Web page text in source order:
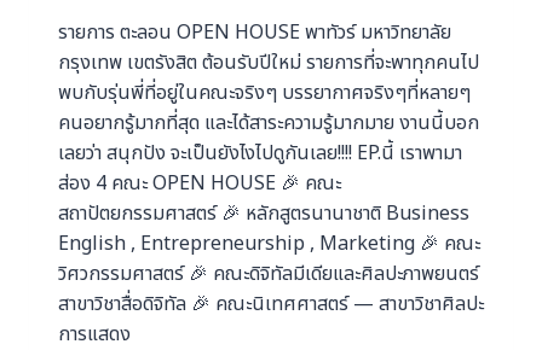
รายการ ตะลอน OPEN HOUSE พาทัวร์ มหาวิทยาลัย
กรุงเทพ เขตรังสิต ต้อนรับปีใหม่ รายการที่จะพาทุกคนไป
พบกับรุ่นพี่ที่อยู่ในคณะจริงๆ บรรยากาศจริงๆที่หลายๆ
คนอยากรู้มากที่สุด และได้สาระความรู้มากมาย งานนี้บอก
เลยว่า สนุกปัง จะเป็นยังไงไปดูกันเลย!!!! EP.นี้ เราพามา
ส่อง 4 คณะ OPEN HOUSE 🎉 คณะ
สถาปัตยกรรมศาสตร์ 🎉 หลักสูตรนานาชาติ Business
English , Entrepreneurship , Marketing 🎉 คณะ
วิศวกรรมศาสตร์ 🎉 คณะดิจิทัลมีเดียและศิลปะภาพยนตร์
สาขาวิชาสื่อดิจิทัล 🎉 คณะนิเทศศาสตร์ — สาขาวิชาศิลปะ
การแสดง